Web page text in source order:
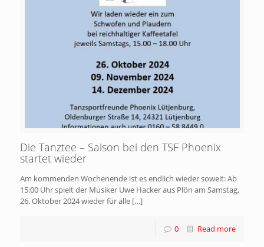
Die Tanztee – Saison bei den TSF Phoenix
startet wieder
Am kommenden Wochenende ist es endlich wieder soweit: Ab
15:00 Uhr spielt der Musiker Uwe Hacker aus Plön am Samstag,
26. Oktober 2024 wieder für alle[…]
0 Read more